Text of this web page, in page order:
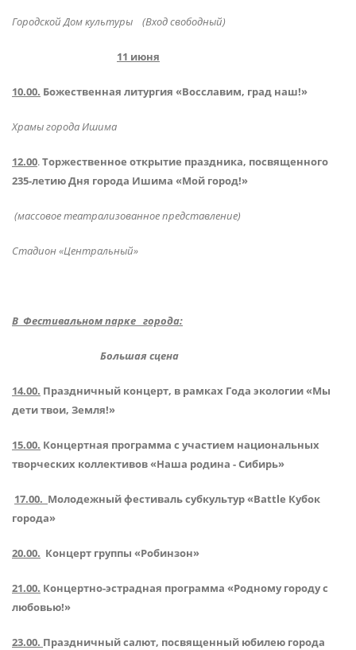
Городской Дом культуры (Вход свободный)
11 июня
10.00. Божественная литургия «Восславим, град наш!»
Храмы города Ишима
12.00.Торжественное открытие праздника, посвященного
235-летию Дня города Ишима «Мой город!»
(массовое театрализованное представление)
Стадион «Центральный»
В Фестивальном парке города:
Большая сцена
14.00. Праздничный концерт, в рамках Года экологии «Мы
дети твои, Земля!»
15.00. Концертная программа с участием национальных
творческих коллективов «Наша родина - Сибирь»
17.00. Молодежный фестиваль субкультур «Battlе Кубок
города»
20.00. Концерт группы «Робинзон»
21.00. Концертно-эстрадная программа «Родному городу с
любовью!»
23.00. Праздничный салют, посвященный юбилею города